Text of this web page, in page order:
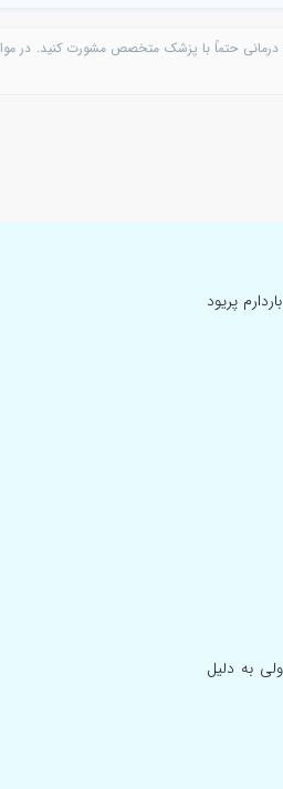
درمانی حتماً با پزشک متخصص مشورت کنید. در
پریود
اولی به دلیل